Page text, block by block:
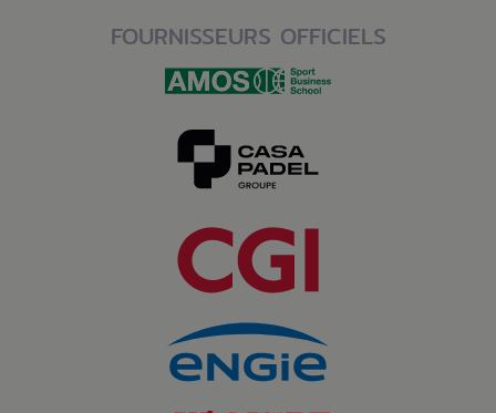
FOURNISSEURS OFFICIELS